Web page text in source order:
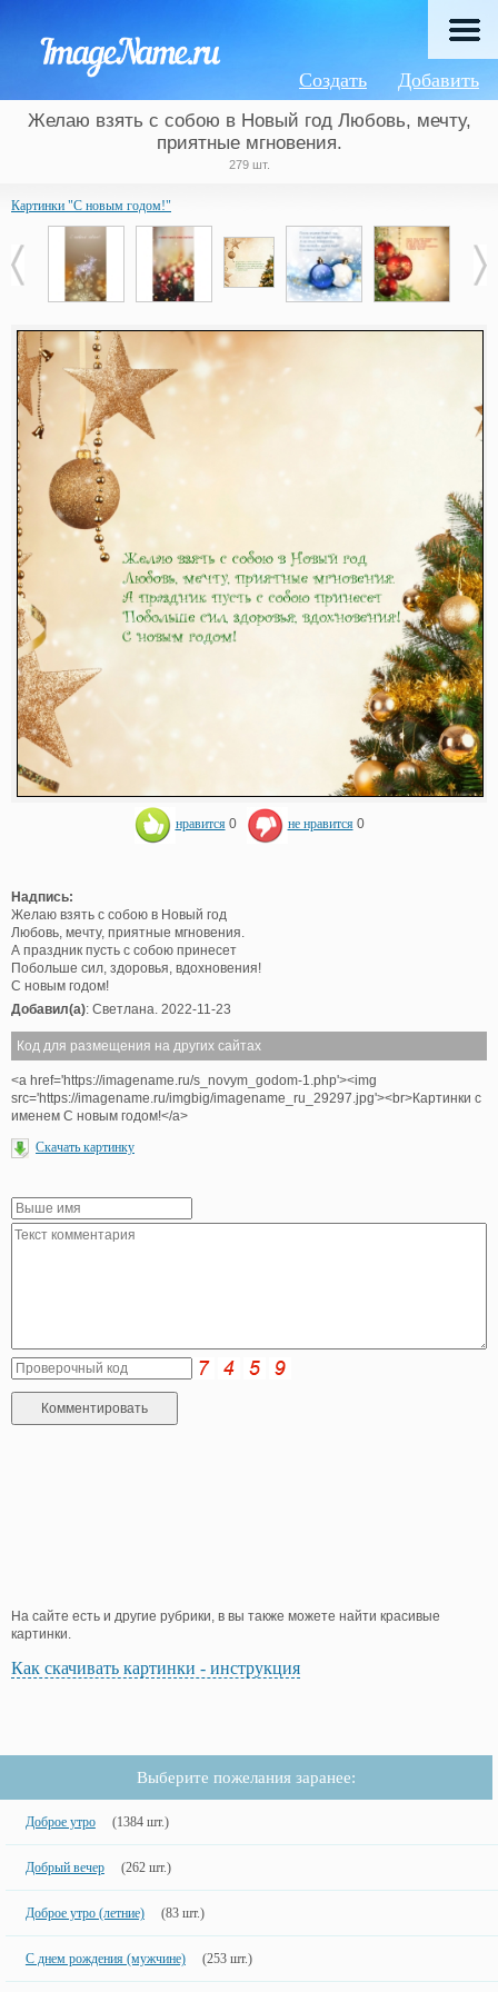
Добавить
Создать
Желаю взять с собою в Новый год Любовь, мечту,
приятные мгновения.
279 шт.
Картинки "С новым годом!"
нравится 0 не нравится 0
Надпись:
Желаю взять с собою в Новый год
Любовь, мечту, приятные мгновения.
А праздник пусть с собою принесет
Побольше сил, здоровья, вдохновения!
С новым годом!
Добавил(а): Светлана. 2022-11-23
Код для размещения на других сайтах
<a href='https://imagename.ru/s_novym_godom-1.php'><img
src='https://imagename.ru/imgbig/imagename_ru_29297.jpg'><br>Картинки с
именем С новым годом!</a>
Скачать картинку
На сайте есть и другие рубрики, в вы также можете найти красивые
картинки.
Как скачивать картинки - инструкция
Выберите пожелания заранее:
Доброе утро (1384 шт.)
Добрый вечер (262 шт.)
Доброе утро (летние) (83 шт.)
С днем рождения (мужчине) (253 шт.)